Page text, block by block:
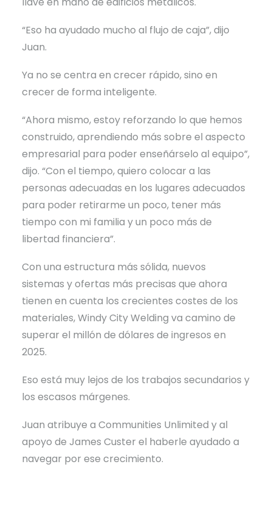
“Eso ha ayudado mucho al flujo de caja”, dijo
Juan.
Ya no se centra en crecer rápido, sino en
crecer de forma inteligente.
“Ahora mismo, estoy reforzando lo que hemos
construido, aprendiendo más sobre el aspecto
empresarial para poder enseñárselo al equipo”,
dijo. “Con el tiempo, quiero colocar a las
personas adecuadas en los lugares adecuados
para poder retirarme un poco, tener más
tiempo con mi familia y un poco más de
libertad financiera”.
Con una estructura más sólida, nuevos
sistemas y ofertas más precisas que ahora
tienen en cuenta los crecientes costes de los
materiales, Windy City Welding va camino de
superar el millón de dólares de ingresos en
2025.
Eso está muy lejos de los trabajos secundarios y
los escasos márgenes.
Juan atribuye a Communities Unlimited y al
apoyo de James Custer el haberle ayudado a
navegar por ese crecimiento.